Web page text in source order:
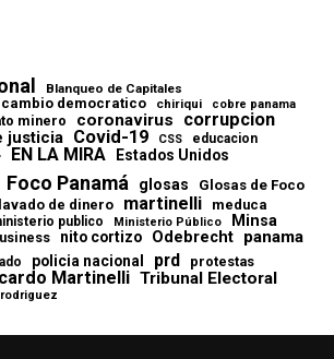
Blanqueo de Capitales
cambio democratico chiriqui cobre panama
minero coronavirus corrupcion
justicia Covid-19 CSS educacion
EN LA MIRA Estados Unidos
Foco Panamá glosas Glosas de Foco
lavado de dinero martinelli meduca
publico Ministerio Público Minsa
nito cortizo Odebrecht panama
policia nacional prd protestas
Martinelli Tribunal Electoral